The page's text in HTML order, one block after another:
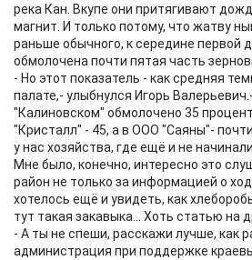
река Кан. Вкупе они притягивают
магнит. И только потому, что жатву
раньше обычного, к середине первой
обмолочена почти пятая часть
- Но этот показатель - как средняя
палате,- улыбнулся Игорь
"Калиновском" обмолочено 35
"Кристалл" - 45, а в ООО "Саяны"-
у нас хозяйства, где ещё и не
Мне было, конечно, интересно это
район не только за информацией о
хотелось ещё и увидеть, как
тут такая закавыка... Хоть статью на
- А ты не спеши, расскажи лучше, как
администрация при поддержке